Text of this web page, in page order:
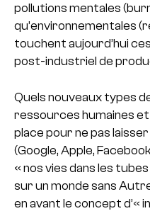
pollutions mentales
qu’environnementales
touchent aujourd’hui
post-industriel de
Quels nouveaux types
ressources humaines et
place pour ne pas
(Google, Apple,
« nos vies dans les
sur un monde sans
en avant le concept d’«